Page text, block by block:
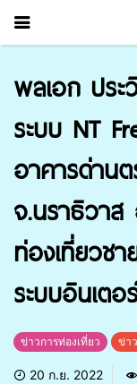
พลเอก ปร
ระบบ NT
อาคารด่านต
จ.นราธิวา
ท่องเที่ยวชา
ระบบอินเตอ
ข่าวการท่องเที่ยว ข่า
20 ก.ย. 2022